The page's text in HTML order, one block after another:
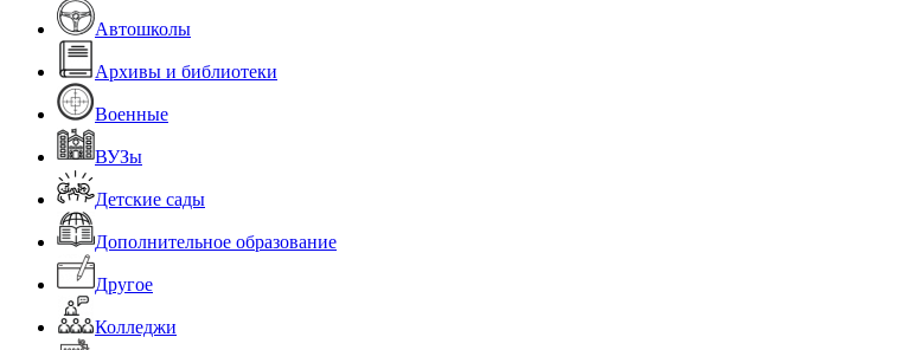
Автошколы
Архивы и библиотеки
Военные
ВУЗы
Детские сады
Дополнительное образование
Другое
Колледжи